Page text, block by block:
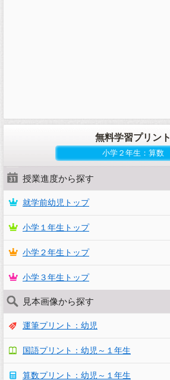
無料学習プリント
小学２年生：算数
授業進度から探す
就学前幼児トップ
小学１年生トップ
小学２年生トップ
小学３年生トップ
見本画像から探す
運筆プリント：幼児
国語プリント：幼児～１年生
算数プリント：幼児～１年生